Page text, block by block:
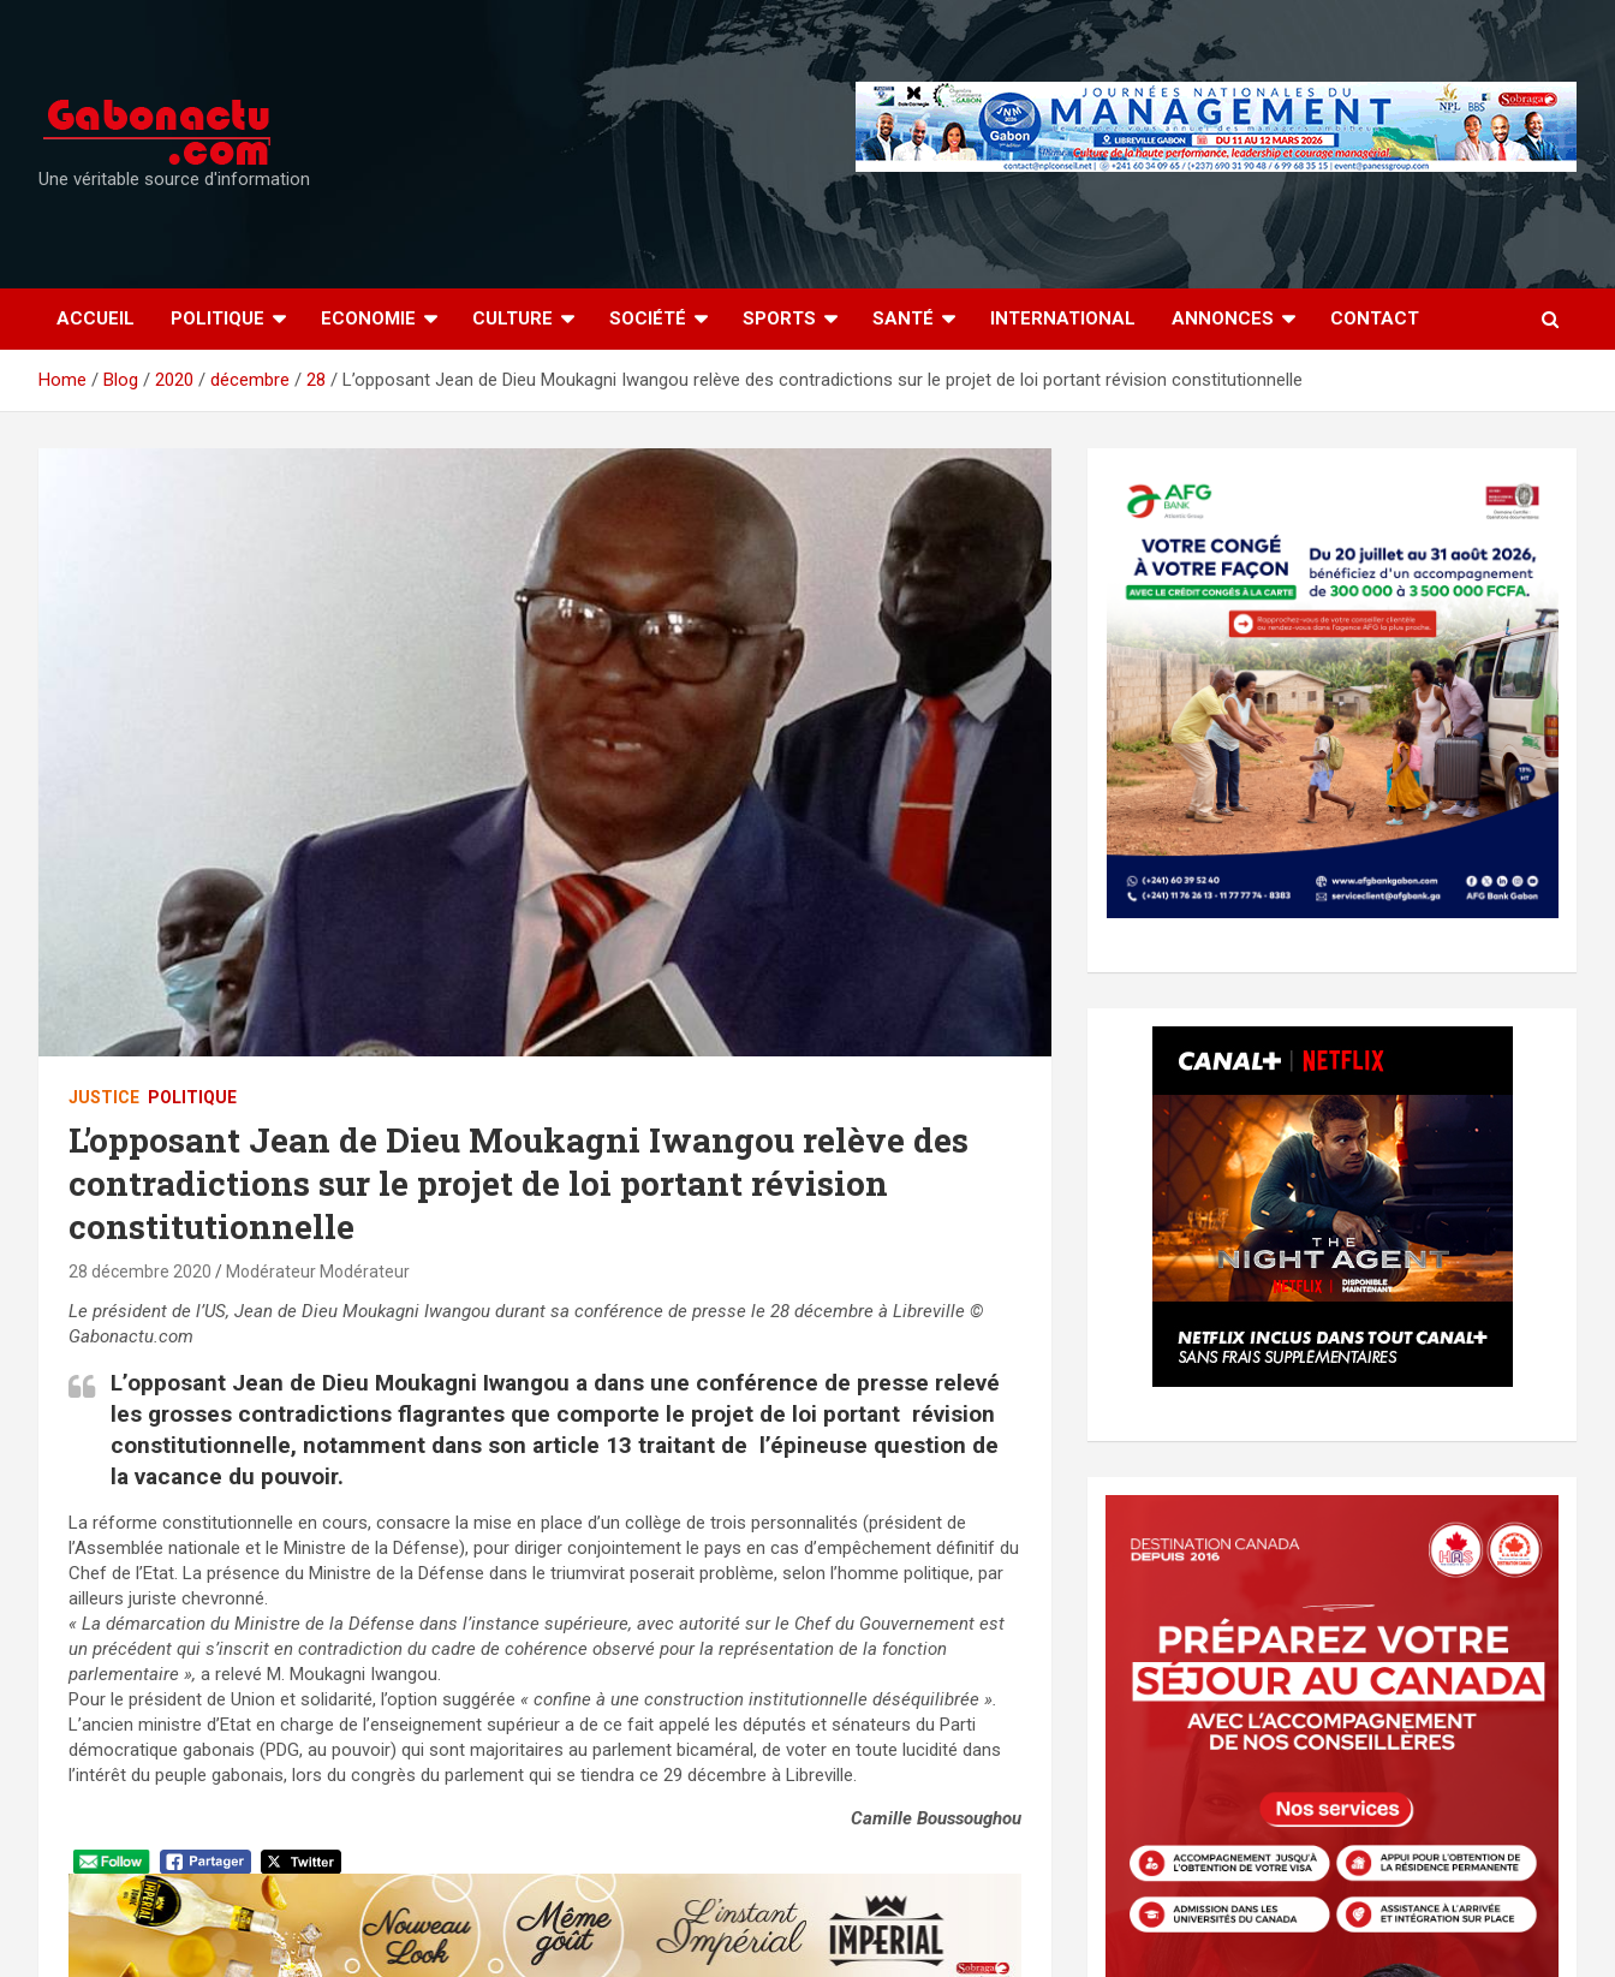
Une véritable source d'information
ACCUEIL POLITIQUE ECONOMIE CULTURE SOCIÉTÉ SPORTS SANTÉ INTERNATIONAL ANNONCES CONTACT
Home Blog 2020 décembre 28 L’opposant Jean de Dieu Moukagni Iwangou relève des contradictions sur le projet de loi portant révision constitutionnelle
JUSTICE POLITIQUE
L’opposant Jean de Dieu Moukagni Iwangou relève des
contradictions sur le projet de loi portant révision
constitutionnelle
28 décembre 2020 Modérateur Modérateur
Le président de l’US, Jean de Dieu Moukagni Iwangou durant sa conférence de presse le 28 décembre à Libreville ©
Gabonactu.com
L’opposant Jean de Dieu Moukagni Iwangou a dans une conférence de presse relevé
les grosses contradictions flagrantes que comporte le projet de loi portant révision
constitutionnelle, notamment dans son article 13 traitant de l’épineuse question de
la vacance du pouvoir.
La réforme constitutionnelle en cours, consacre la mise en place d’un collège de trois personnalités (président de
l’Assemblée nationale et le Ministre de la Défense), pour diriger conjointement le pays en cas d’empêchement définitif du
Chef de l’Etat. La présence du Ministre de la Défense dans le triumvirat poserait problème, selon l’homme politique, par
ailleurs juriste chevronné.
« La démarcation du Ministre de la Défense dans l’instance supérieure, avec autorité sur le Chef du Gouvernement est
un précédent qui s’inscrit en contradiction du cadre de cohérence observé pour la représentation de la fonction
parlementaire », a relevé M. Moukagni Iwangou.
Pour le président de Union et solidarité, l’option suggérée « confine à une construction institutionnelle déséquilibrée ».
L’ancien ministre d’Etat en charge de l’enseignement supérieur a de ce fait appelé les députés et sénateurs du Parti
démocratique gabonais (PDG, au pouvoir) qui sont majoritaires au parlement bicaméral, de voter en toute lucidité dans
l’intérêt du peuple gabonais, lors du congrès du parlement qui se tiendra ce 29 décembre à Libreville.
Camille Boussoughou